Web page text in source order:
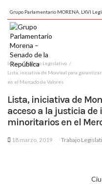
Grupo Parlamentario MORENA, LXVI
Inicio
Trabajo Legislativo
Lista, iniciativa de Monreal para
en el Mercado de Valores
Lista, iniciativa de
acceso a la justicia
minoritarios en el
18 marzo, 2019 Trabajo